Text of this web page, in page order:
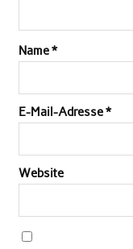
Name*
E-Mail-Adresse*
Website